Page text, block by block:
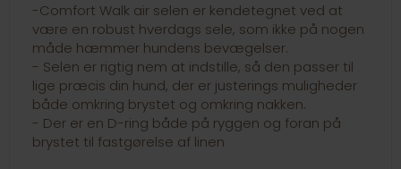
-Comfort Walk air selen er kendetegnet ved at
være en robust hverdags sele, som ikke på nogen
måde hæmmer hundens bevægelser.
- Selen er rigtig nem at indstille, så den passer til
lige præcis din hund, der er justerings muligheder
både omkring brystet og omkring nakken.
- Der er en D-ring både på ryggen og foran på
brystet til fastgørelse af linen